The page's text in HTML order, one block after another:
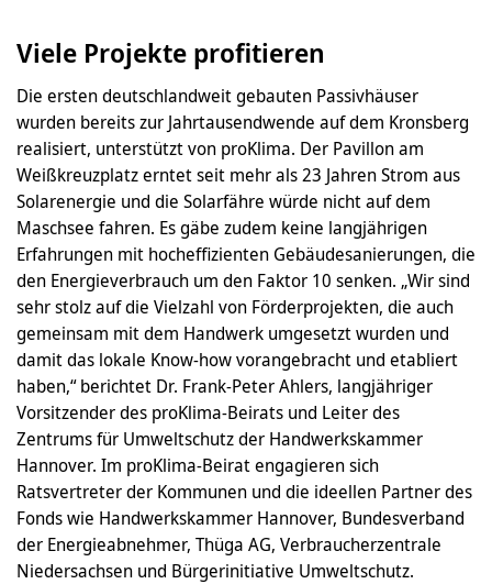
Viele Projekte profitieren
Die ersten deutschlandweit gebauten Passivhäuser
wurden bereits zur Jahrtausendwende auf dem Kronsberg
realisiert, unterstützt von proKlima. Der Pavillon am
Weißkreuzplatz erntet seit mehr als 23 Jahren Strom aus
Solarenergie und die Solarfähre würde nicht auf dem
Maschsee fahren. Es gäbe zudem keine langjährigen
Erfahrungen mit hocheffizienten Gebäudesanierungen, die
den Energieverbrauch um den Faktor 10 senken. „Wir sind
sehr stolz auf die Vielzahl von Förderprojekten, die auch
gemeinsam mit dem Handwerk umgesetzt wurden und
damit das lokale Know-how vorangebracht und etabliert
haben,“ berichtet Dr. Frank-Peter Ahlers, langjähriger
Vorsitzender des proKlima-Beirats und Leiter des
Zentrums für Umweltschutz der Handwerkskammer
Hannover. Im proKlima-Beirat engagieren sich
Ratsvertreter der Kommunen und die ideellen Partner des
Fonds wie Handwerkskammer Hannover, Bundesverband
der Energieabnehmer, Thüga AG, Verbraucherzentrale
Niedersachsen und Bürgerinitiative Umweltschutz.